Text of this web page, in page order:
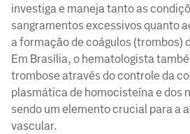
investiga e maneja tanto as
sangramentos excessivos quanto
a formação de coágulos (trombos)
Em Brasília, o hematologista
trombose através do controle da
plasmática de homocisteína e dos
sendo um elemento crucial para a
vascular.